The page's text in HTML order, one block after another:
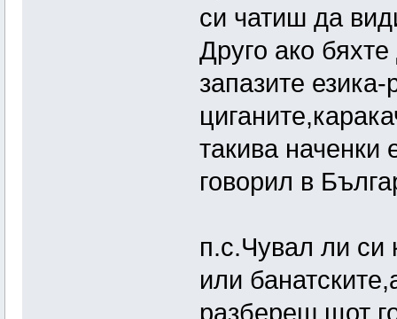
си чатиш да
Друго ако
запазите
такива наченки
говорил в
п.с.Чувал ли си
или
разбереш,щот